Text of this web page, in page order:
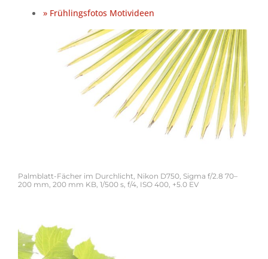
» Frühlingsfotos Motivideen
Palmblatt-Fächer im Durchlicht, Nikon D750, Sigma f/2.8 70–
200 mm, 200 mm KB, 1/500 s, f/4, ISO 400, +5.0 EV